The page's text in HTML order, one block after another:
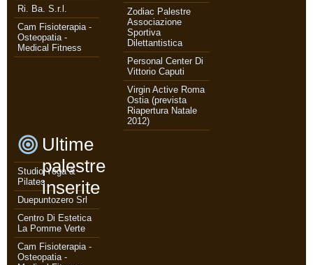
Ri. Ba. S.r.l.
Cam Fisioterapia -
Osteopatia -
Medical Fitness
Zodiac Palestre
Associazione
Sportiva
Dilettantistica
Personal Center Di
Vittorio Caputi
Virgin Active Roma
Ostia (prevista
Riapertura Natale
2012)
Ultime
palestre
inserite
Studio Yoga &
Pilates
Duepuntozero Srl
Centro Di Estetica
La Pomme Verte
Cam Fisioterapia -
Osteopatia -